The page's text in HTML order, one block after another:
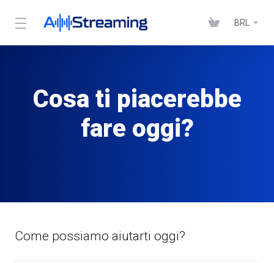
BRL
Cosa ti piacerebbe
fare oggi?
Come possiamo aiutarti oggi?